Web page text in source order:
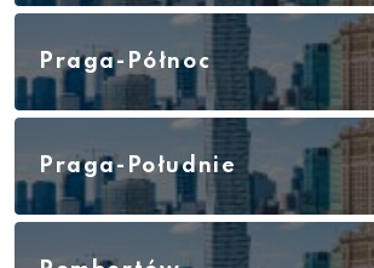
Praga-Północ
Praga-Południe